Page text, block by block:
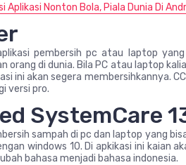
Aplikasi Nonton Bola, Piala Dunia Di
pembersih pc atau laptop
orang di dunia. Bila PC atau laptop
ini akan segera membersihkannya.
versi pro.
SystemCare
sampah di pc dan laptop yang
windows 10. Di apkikasi ini kaian
bahasa menjadi bahasa indonesia.